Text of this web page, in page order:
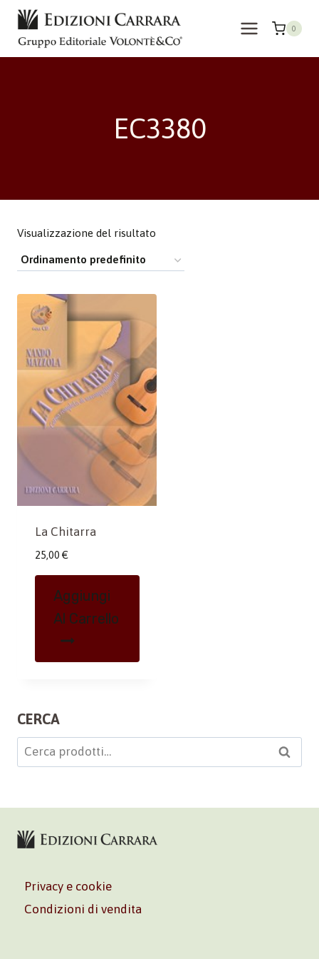
Salta
contenuto
0
EC3380
Visualizzazione del risultato
La Chitarra
25,00 €
Aggiungi
Al Carrello
CERCA
Cerca: Cerca
Privacy e cookie
Condizioni di vendita